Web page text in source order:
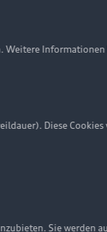
kann
Weitere
Diese
Sie werden